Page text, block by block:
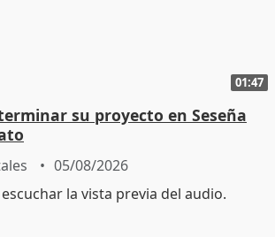
01:47
su proyecto en Seseña
05/08/2026